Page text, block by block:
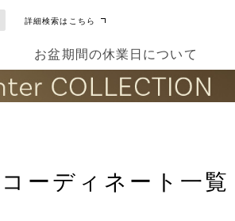
詳細検索はこちら
お盆期間の休業日について
コーディネート一覧